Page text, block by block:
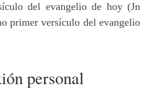
del evangelio de hoy (Jn
primer versículo del evangelio
personal